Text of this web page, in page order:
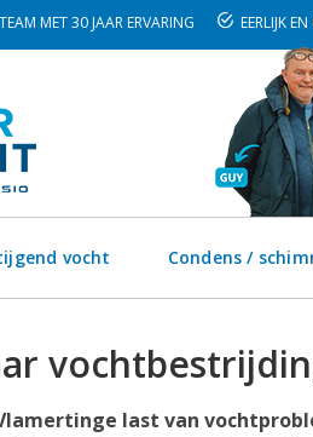
TEAM MET 30 JAAR ERVARING EERLIJK
vocht Condens /
last van